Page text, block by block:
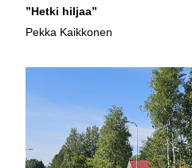
”Hetki hiljaa”
Pekka Kaikkonen